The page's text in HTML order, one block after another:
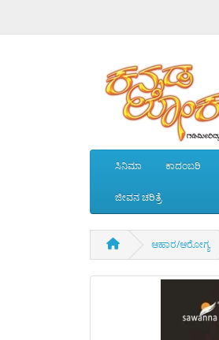
ಸಿನಿಮಾ ಕಾದಂಬರಿ
ಜೀವನ ಚರಿತ್ರೆ
ಆಹಾರ/ಆರೋಗ್ಯ